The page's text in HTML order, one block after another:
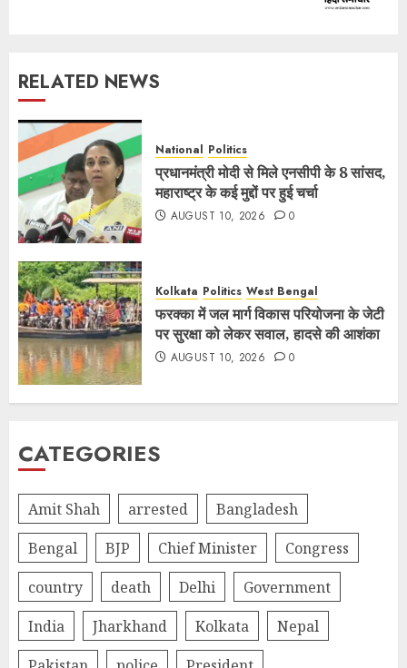
RELATED NEWS
National Politics
प्रधानमंत्री मोदी से मिले एनसीपी के 8 सांसद,
महाराष्ट्र के कई मुद्दों पर हुई चर्चा
AUGUST 10, 2026 0
Kolkata Politics West Bengal
फरक्का में जल मार्ग विकास परियोजना के जेटी
पर सुरक्षा को लेकर सवाल, हादसे की आशंका
AUGUST 10, 2026 0
CATEGORIES
Amit Shah arrested
Bangladesh
Bengal
BJP Chief Minister
Congress
country
death Delhi
Government
India
Jharkhand Kolkata
Nepal